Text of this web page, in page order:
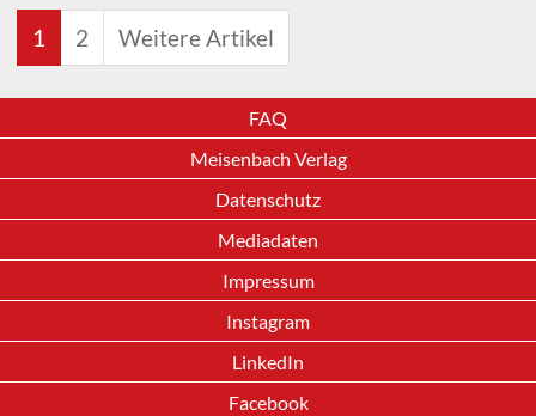
1 2 Weitere Artikel
FAQ
Meisenbach Verlag
Datenschutz
Mediadaten
Impressum
Instagram
LinkedIn
Facebook